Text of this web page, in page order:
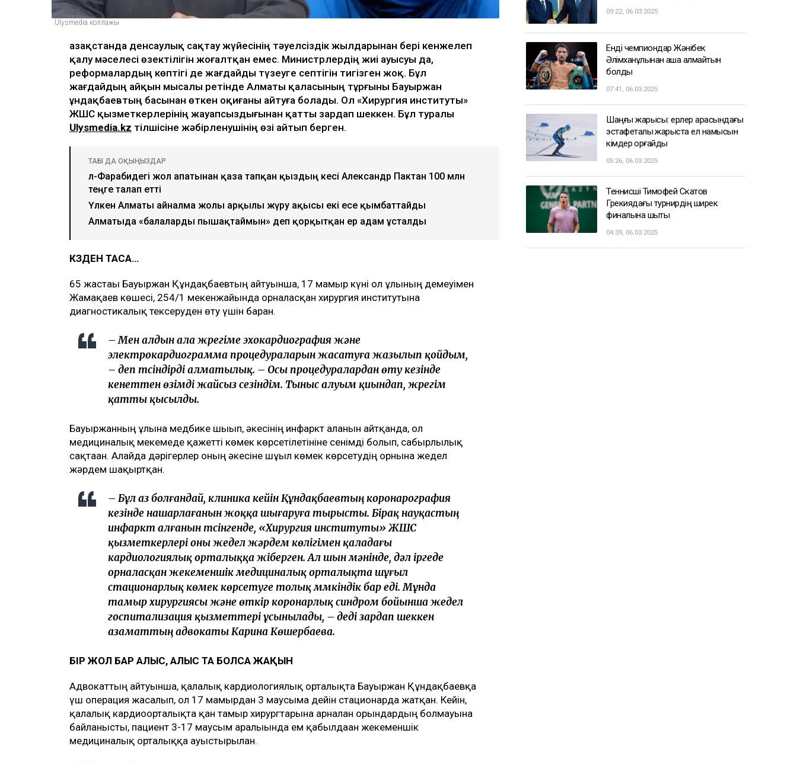
Ulysmedia коллажы
Қазақстанда денсаулық сақтау жүйесінің тәуелсіздік жылдарынан бері кенжелеп
қалу мәселесі өзектілігін жоғалтқан емес. Министрлердің жиі ауысуы да,
реформалардың көптігі де жағдайды түзеуге септігін тигізген жоқ. Бұл
жағдайдың айқын мысалы ретінде Алматы қаласының тұрғыны Бауыржан
Құндақбаевтың басынан өткен оқиғаны айтуға болады. Ол «Хирургия институты»
ЖШС қызметкерлерінің жауапсыздығынан қатты зардап шеккен. Бұл туралы
Ulysmedia.kz тілшісіне жәбірленушінің өзі айтып берген.
ТАҒЫ ДА ОҚЫҢЫЗДАР
әл-Фарабидегі жол апатынан қаза тапқан қыздың әкесі Александр Пактан 100 млн
теңге талап етті
Үлкен Алматы айналма жолы арқылы жүру ақысы екі есе қымбаттайды
Алматыда «балаларды пышақтаймын» деп қорқытқан ер адам ұсталды
КӨЗДЕН ТАСА…
65 жастағы Бауыржан Құндақбаевтың айтуынша, 17 мамыр күні ол ұлының демеуімен
Жамақаев көшесі, 254/1 мекенжайында орналасқан хирургия институтына
диагностикалық тексеруден өту үшін барған.
– Мен алдын ала жүрегіме эхокардиография және
электрокардиограмма процедураларын жасатуға жазылып қойдым,
– деп түсіндірді алматылық. – Осы процедуралардан өту кезінде
кенеттен өзімді жайсыз сезіндім. Тыныс алуым қиындап, жүрегім
қатты қысылды.
Бауыржанның ұлына медбике шығып, әкесінің инфаркт алғанын айтқанда, ол
медициналық мекемеде қажетті көмек көрсетілетініне сенімді болып, сабырлылық
сақтаған. Алайда дәрігерлер оның әкесіне шұғыл көмек көрсетудің орнына жедел
жәрдем шақыртқан.
– Бұл аз болғандай, клиника кейін Құндақбаевтың коронарография
кезінде нашарлағанын жоққа шығаруға тырысты. Бірақ науқастың
инфаркт алғанын түсінгенде, «Хирургия институты» ЖШС
қызметкерлері оны жедел жәрдем көлігімен қаладағы
кардиологиялық орталыққа жіберген. Ал шын мәнінде, дәл іргеде
орналасқан жекеменшік медициналық орталықта шұғыл
стационарлық көмек көрсетуге толық мүмкіндік бар еді. Мұнда
тамыр хирургиясы және өткір коронарлық синдром бойынша жедел
госпитализация қызметтері ұсынылады, – деді зардап шеккен
азаматтың адвокаты Карина Көшербаева.
БІР ЖОЛ БАР АЛЫС, АЛЫС ТА БОЛСА ЖАҚЫН
Адвокаттың айтуынша, қалалық кардиологиялық орталықта Бауыржан Құндақбаевқа
үш операция жасалып, ол 17 мамырдан 3 маусымға дейін стационарда жатқан. Кейін,
қалалық кардиоорталықта қан тамыр хирургтарына арналған орындардың болмауына
байланысты, пациент 3-17 маусым аралығында ем қабылдаған жекеменшік
медициналық орталыққа ауыстырылған.
09:22, 06.03.2025
Енді чемпиондар Жәнібек
Әлімханұлынан қаша алмайтын
болды
07:41, 06.03.2025
Шаңғы жарысы: ерлер арасындағы
эстафеталық жарыста ел намысын
кімдер қорғайды
05:26, 06.03.2025
Теннисші Тимофей Скатов
Грекиядағы турнирдің ширек
финалына шықты
04:39, 06.03.2025